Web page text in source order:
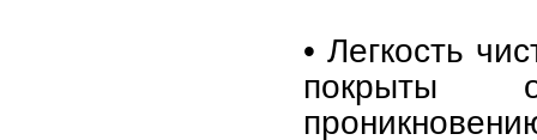
• Легкость
покрыты